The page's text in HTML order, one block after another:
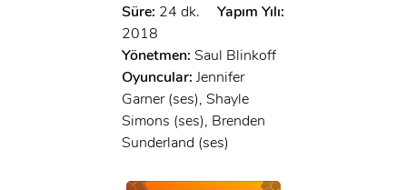
Süre: 24 dk.
Yapım Yılı:
2018
Yönetmen: Saul Blinkoff
Oyuncular: Jennifer
Garner (ses), Shayle
Simons (ses), Brenden
Sunderland (ses)